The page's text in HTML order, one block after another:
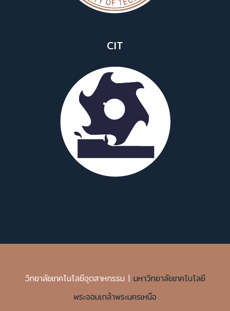
CIT
วิทยาลัยเทคโนโลยีอุตสาหกรรม | มหาวิทยาลัยเทคโนโลยี
พระจอมเกล้าพระนครเหนือ